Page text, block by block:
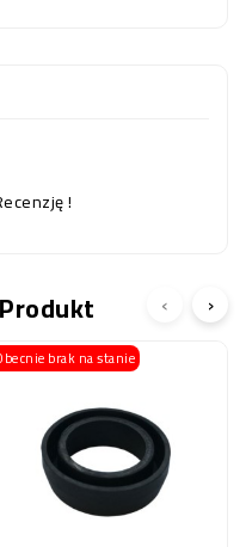
!
brak na stanie
‹ ›